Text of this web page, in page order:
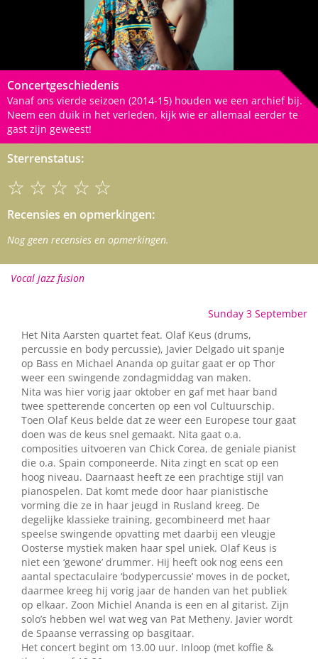
Concertgeschiedenis
Vanaf ons vierde seizoen (2014-15) houden we een archief bij.
Neem een duik in het verleden, kijk wie er allemaal eerder te
gast zijn geweest!
Sterrenstatus:
☆☆☆☆☆
Recensies en opmerkingen:
Nog geen recensies en opmerkingen.
Vocal jazz fusion
Sunday 3 September
Het Nita Aarsten quartet feat. Olaf Keus (drums,
percussie en body percussie), Javier Delgado uit spanje
op Bass en Michael Ananda op guitar gaat er op Thor
weer een swingende zondagmiddag van maken.
Nita was hier vorig jaar oktober en gaf met haar band
twee spetterende concerten op een vol Cultuurschip.
Toen Olaf Keus belde dat ze weer een Europese tour gaat
doen was de keus snel gemaakt. Nita gaat o.a.
composities uitvoeren van Chick Corea, de geniale pianist
die o.a. Spain componeerde. Nita zingt en scat op een
hoog niveau. Daarnaast heeft ze een prachtige stijl van
pianospelen. Dat komt mede door haar pianistische
vorming die ze in haar jeugd in Rusland kreeg. De
degelijke klassieke training, gecombineerd met haar
speelse swingende opvatting met daarbij een vleugje
Oosterse mystiek maken haar spel uniek. Olaf Keus is
niet een ‘gewone’ drummer. Hij heeft ook nog eens een
aantal spectaculaire ‘bodypercussie’ moves in de pocket,
daarmee kreeg hij vorig jaar de handen van het publiek
op elkaar. Zoon Michiel Ananda is een en al gitarist. Zijn
solo’s hebben wel wat weg van Pat Metheny. Javier wordt
de Spaanse verrassing op basgitaar.
Het concert begint om 13.00 uur. Inloop (met koffie &